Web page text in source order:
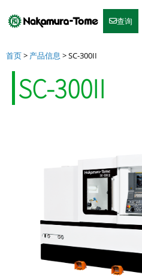
to
查询
首页> 产品信息 >SC-300II
SC-300II